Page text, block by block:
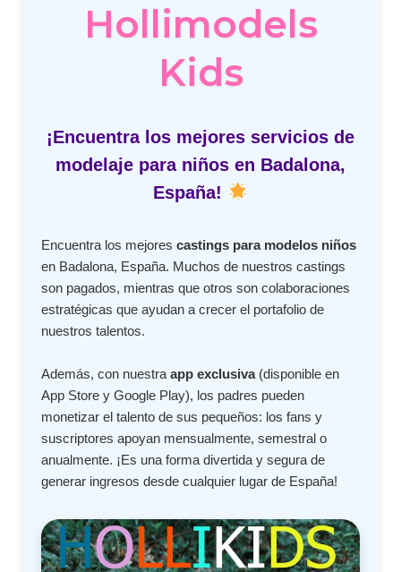
Hollimodels
Kids
¡Encuentra los mejores servicios de
modelaje para niños en Badalona,
España!
Encuentra los mejorescastings para modelos niños
en Badalona, España. Muchos de nuestros castings
son pagados, mientras que otros son colaboraciones
estratégicas que ayudan a crecer el portafolio de
nuestros talentos.
Además, con nuestraapp exclusiva(disponible en
App Store y Google Play), los padres pueden
monetizar el talento de sus pequeños: los fans y
suscriptores apoyan mensualmente, semestral o
anualmente. ¡Es una forma divertida y segura de
generar ingresos desde cualquier lugar de España!